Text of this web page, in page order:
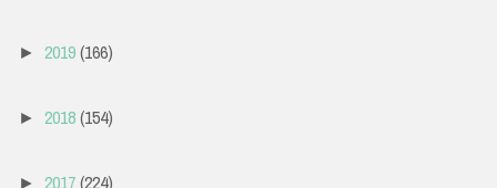
► 2019(166)
► 2018(154)
► 2017(224)